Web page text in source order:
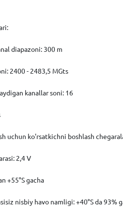
diapazoni: 300 m
2400 - 2483,5 MGts
kanallar soni: 16
uchun ko'rsatkichni boshlash
2,4 V
+55°S gacha
nisbiy havo namligi: +40°S da 93%